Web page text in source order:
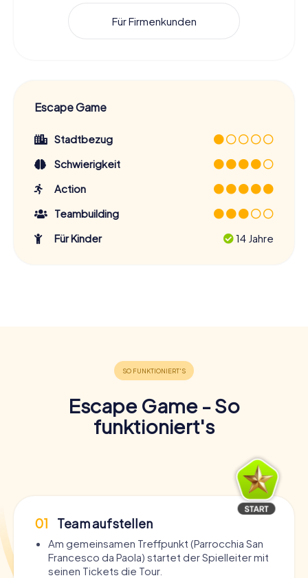
Für Firmenkunden
Escape Game
Stadtbezug
Schwierigkeit
Action
Teambuilding
Für Kinder
14 Jahre
Escape Game - So
funktioniert's
01 Team aufstellen
Am gemeinsamen Treffpunkt (Parrocchia San
Francesco da Paola) startet der Spielleiter mit
seinen Tickets die Tour.